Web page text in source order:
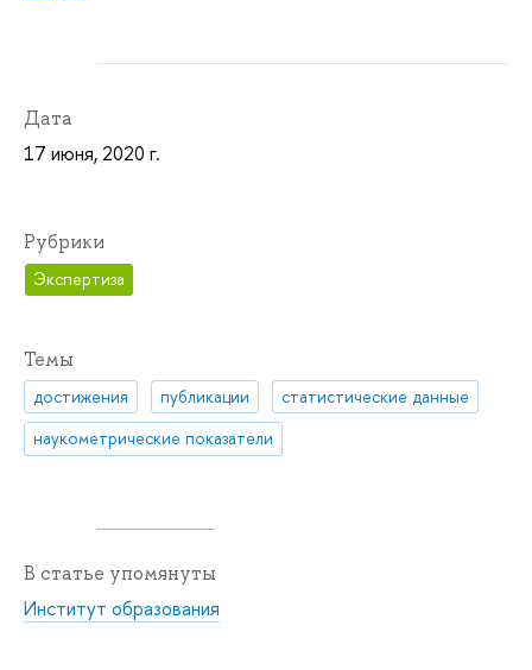
Дата
17 июня, 2020 г.
Рубрики
Экспертиза
Темы
достижения публикации
статистические данные
наукометрические показатели
В статье упомянуты
Институт образования